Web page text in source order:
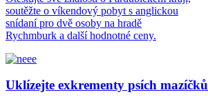
soutěžte o víkendový pobyt s anglickou
snídaní pro dvě osoby na hradě
Rychmburk a další hodnotné ceny.
Uklízejte exkrementy psích mazíčků